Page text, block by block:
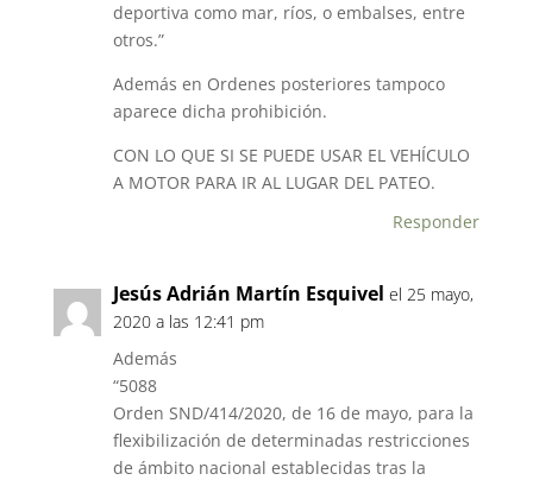
deportiva como mar, ríos, o embalses, entre
otros.”
Además en Ordenes posteriores tampoco
aparece dicha prohibición.
CON LO QUE SI SE PUEDE USAR EL VEHÍCULO
A MOTOR PARA IR AL LUGAR DEL PATEO.
Responder
Jesús Adrián Martín Esquivel el 25 mayo,
2020 a las 12:41 pm
Además
“5088
Orden SND/414/2020, de 16 de mayo, para la
flexibilización de determinadas restricciones
de ámbito nacional establecidas tras la